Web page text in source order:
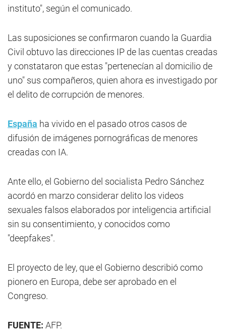
instituto", según el comunicado.
Las suposiciones se confirmaron cuando la Guardia
Civil obtuvo las direcciones IP de las cuentas creadas
y constataron que estas "pertenecían al domicilio de
uno" sus compañeros, quien ahora es investigado por
el delito de corrupción de menores.
España ha vivido en el pasado otros casos de
difusión de imágenes pornográficas de menores
creadas con IA.
Ante ello, el Gobierno del socialista Pedro Sánchez
acordó en marzo considerar delito los videos
sexuales falsos elaborados por inteligencia artificial
sin su consentimiento, y conocidos como
"deepfakes".
El proyecto de ley, que el Gobierno describió como
pionero en Europa, debe ser aprobado en el
Congreso.
FUENTE: AFP.